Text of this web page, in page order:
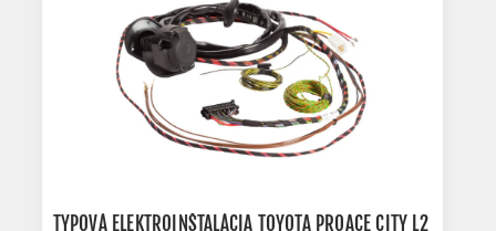
TYPOVÁ ELEKTROINŠTALÁCIA TOYOTA PROACE CITY L2